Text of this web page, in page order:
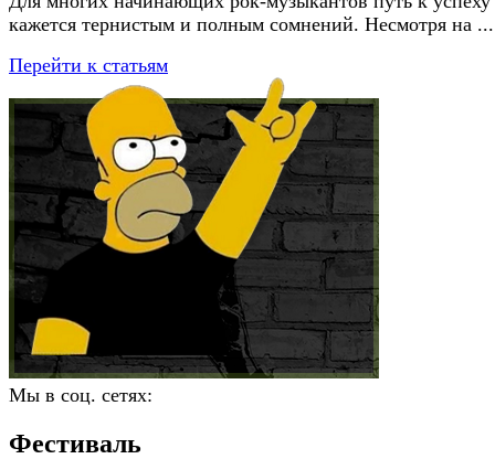
кажется тернистым и полным сомнений. Несмотря на ...
Перейти к статьям
Мы в соц. сетях:
Фестиваль